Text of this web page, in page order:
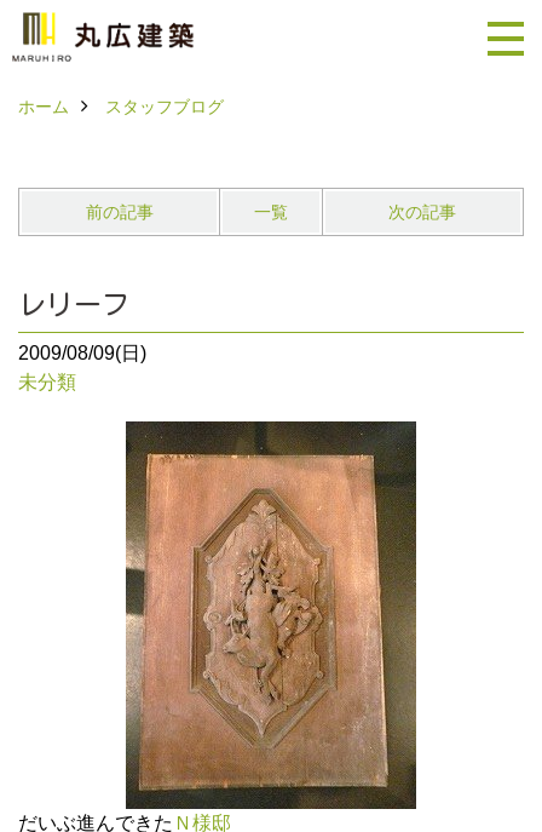
ホーム スタッフブログ
前の記事 一覧 次の記事
レリーフ
2009/08/09(日)
未分類
だいぶ進んできた Ｎ様邸